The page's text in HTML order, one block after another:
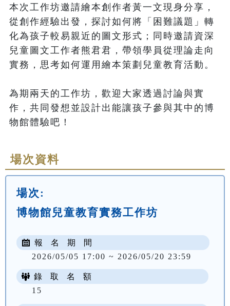
本次工作坊邀請繪本創作者黃一文現身分享，
從創作經驗出發，探討如何將「困難議題」轉
化為孩子較易親近的圖文形式；同時邀請資深
兒童圖文工作者熊君君，帶領學員從理論走向
實務，思考如何運用繪本策劃兒童教育活動。
為期兩天的工作坊，歡迎大家透過討論與實
作，共同發想並設計出能讓孩子參與其中的博
物館體驗吧！
場次資料
場次:
博物館兒童教育實務工作坊
報 名 期 間
2026/05/05 17:00 ~ 2026/05/20 23:59
錄 取 名 額
15